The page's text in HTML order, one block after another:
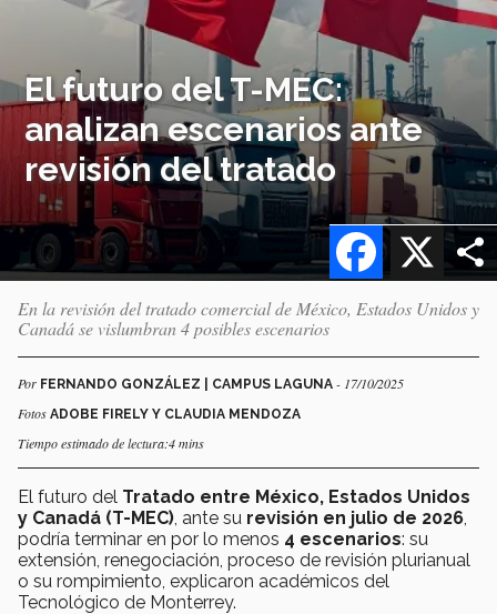
El futuro del T-MEC:
analizan escenarios ante
revisión del tratado
X
Facebook
En la revisión del tratado comercial de México, Estados Unidos y
Canadá se vislumbran 4 posibles escenarios
Por FERNANDO GONZÁLEZ | CAMPUS LAGUNA - 17/10/2025
Fotos ADOBE FIRELY Y CLAUDIA MENDOZA
Tiempo estimado de lectura:4 mins
El futuro del Tratado entre México, Estados Unidos
y Canadá (T-MEC) , ante su revisión en julio de 2026
podría terminar en por lo menos 4 escenarios: su
extensión, renegociación, proceso de revisión plurianual
o su rompimiento, explicaron académicos del
Tecnológico de Monterrey.